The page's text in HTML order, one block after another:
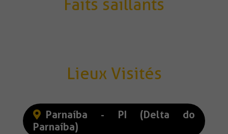
Faits saillants
Lieux Visités
Parnaíba - PI (Delta do
Parnaíba)